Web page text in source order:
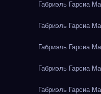
Габриэль Гарсиа
Габриэль Гарсиа
Габриэль Гарсиа
Габриэль Гарсиа
Габриэль Гарсиа